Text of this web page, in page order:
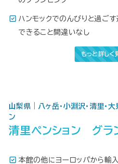
ハンモックでのんびりと過ご
できること間違いなし
もっと詳しく
山梨県｜八ヶ岳・小淵沢・清里・
ン
清里ペンション グラ
本館の他にヨーロッパから輸